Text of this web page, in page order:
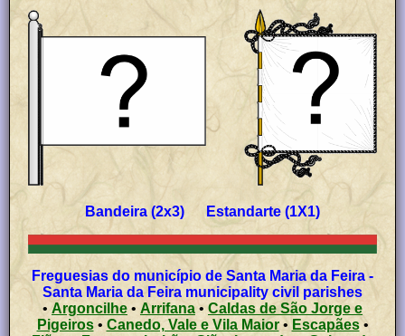
Bandeira (2x3) Estandarte (1X1)
Freguesias do município de Santa Maria da Feira -
Santa Maria da Feira municipality civil parishes
• Argoncilhe • Arrifana • Caldas de São Jorge e
Pigeiros• Canedo, Vale e Vila Maior• Escapães•